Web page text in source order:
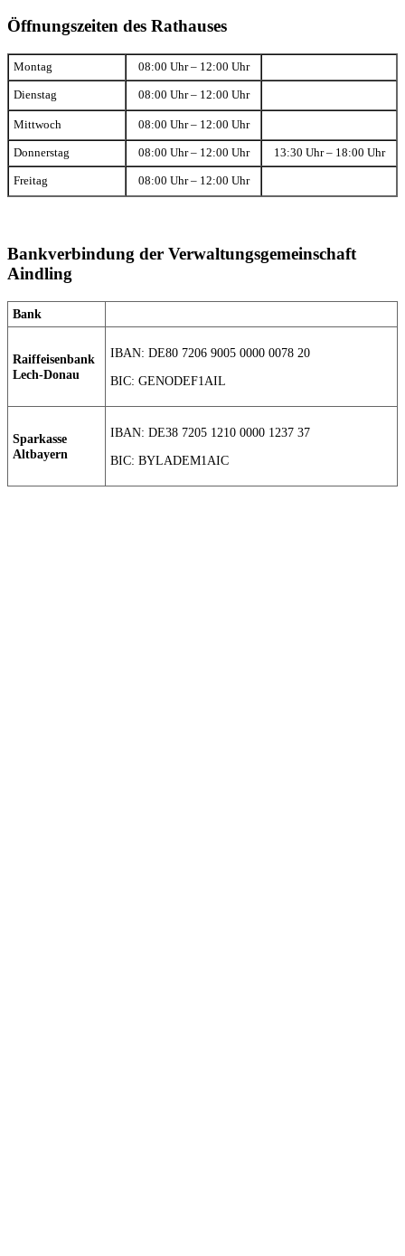
Öffnungszeiten des Rathauses
Montag 08:00 Uhr – 12:00 Uhr
Dienstag 08:00 Uhr – 12:00 Uhr
Mittwoch 08:00 Uhr – 12:00 Uhr
Donnerstag 08:00 Uhr – 12:00 Uhr 13:30 Uhr – 18:00 Uhr
Freitag 08:00 Uhr – 12:00 Uhr
Bankverbindung der Verwaltungsgemeinschaft
Aindling
Bank
Raiffeisenbank
Lech-Donau
IBAN: DE80 7206 9005 0000 0078 20
BIC: GENODEF1AIL
Sparkasse
Altbayern
IBAN: DE38 7205 1210 0000 1237 37
BIC: BYLADEM1AIC